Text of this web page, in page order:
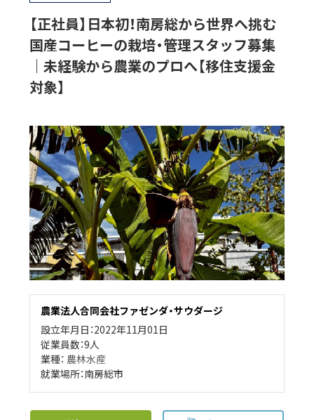
【正社員】日本初！南房総から世界へ挑む
国産コーヒーの栽培・管理スタッフ募集
｜未経験から農業のプロへ【移住支援金
対象】
農業法人合同会社ファゼンダ・サウダージ
設立年月日：2022年11月01日
従業員数：9人
業種： 農林水産
就業場所：南房総市